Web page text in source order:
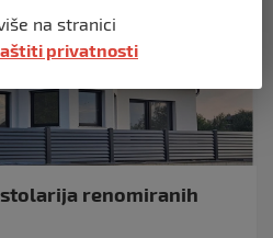
stolarija renomiranih
na stranici
privatnosti